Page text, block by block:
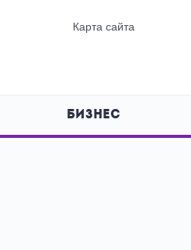
Карта сайта
БИЗНЕС